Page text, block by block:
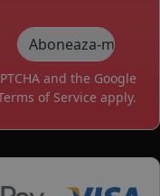
and the Google
of Service apply.